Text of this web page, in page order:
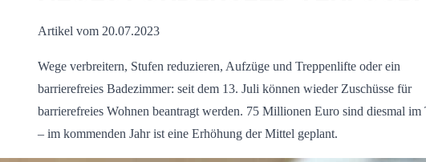
Artikel vom 20.07.2023
Wege verbreitern, Stufen reduzieren, Aufzüge und Treppenlifte oder ein
barrierefreies Badezimmer: seit dem 13. Juli können wieder Zuschüsse für
barrierefreies Wohnen beantragt werden. 75 Millionen Euro sind diesmal im
– im kommenden Jahr ist eine Erhöhung der Mittel geplant.